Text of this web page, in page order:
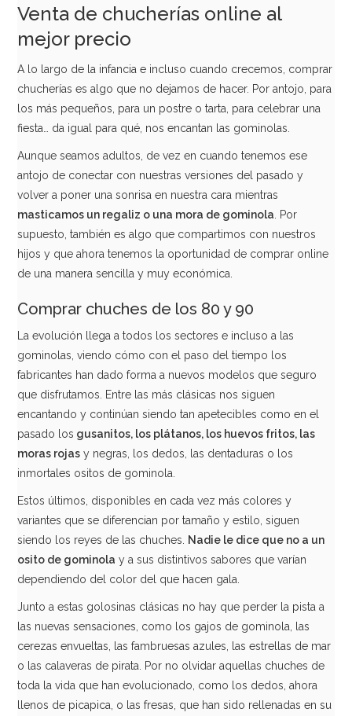
Mini Bastones de Caramelo Surtidos 100 ud
17,95€
Osos de Azúcar Grandes 1 Kg - Fini
7,95€
AÑADIR
Venta de chucherías online al
mejor precio
A lo largo de la infancia e incluso cuando crecemos, comprar
chucherías es algo que no dejamos de hacer. Por antojo, para
los más pequeños, para un postre o tarta, para celebrar una
fiesta… da igual para qué, nos encantan las gominolas.
Aunque seamos adultos, de vez en cuando tenemos ese
antojo de conectar con nuestras versiones del pasado y
volver a poner una sonrisa en nuestra cara mientras
masticamos un regaliz o una mora de gominola . Por
supuesto, también es algo que compartimos con nuestros
hijos y que ahora tenemos la oportunidad de comprar online
de una manera sencilla y muy económica.
Comprar chuches de los 80 y 90
La evolución llega a todos los sectores e incluso a las
gominolas, viendo cómo con el paso del tiempo los
fabricantes han dado forma a nuevos modelos que seguro
que disfrutamos. Entre las más clásicas nos siguen
encantando y continúan siendo tan apetecibles como en el
pasado los gusanitos, los plátanos, los huevos fritos, las
moras rojas y negras, los dedos, las dentaduras o los
inmortales ositos de gominola.
Estos últimos, disponibles en cada vez más colores y
variantes que se diferencian por tamaño y estilo, siguen
siendo los reyes de las chuches.
Nadie le dice que no a un
osito de gominola y a sus distintivos sabores que varían
dependiendo del color del que hacen gala.
Junto a estas golosinas clásicas no hay que perder la pista a
las nuevas sensaciones, como los gajos de gominola, las
cerezas envueltas, las fambruesas azules, las estrellas de mar
o las calaveras de pirata. Por no olvidar aquellas chuches de
toda la vida que han evolucionado, como los dedos, ahora
llenos de picapica, o las fresas, que han sido rellenadas en su